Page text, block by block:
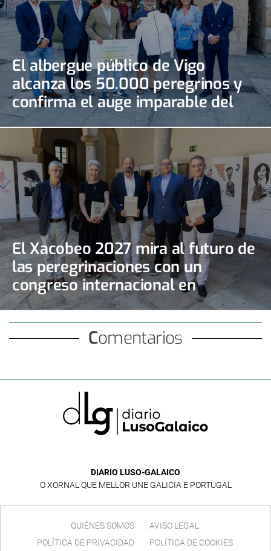
El albergue público de Vigo
alcanza los 50.000 peregrinos y
confirma el auge imparable del
Camino Portugués de la Costa
El Xacobeo 2027 mira al futuro de
las peregrinaciones con un
congreso internacional en
Santiago
Comentarios
DIARIO LUSO-GALAICO
O XORNAL QUE MELLOR UNE GALICIA E PORTUGAL
QUIÉNES SOMOS
AVISO LEGAL
POLÍTICA DE PRIVACIDAD
POLÍTICA DE COOKIES